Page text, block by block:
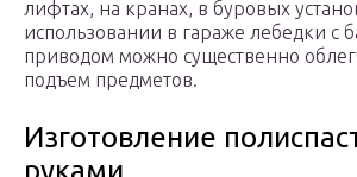
лифтах, на кранах, в буровых
использовании в гараже лебедки с
приводом можно существенно
подъем предметов.
Изготовление